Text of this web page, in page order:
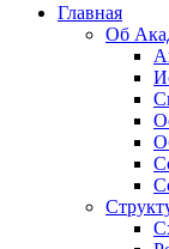
Главная
Об